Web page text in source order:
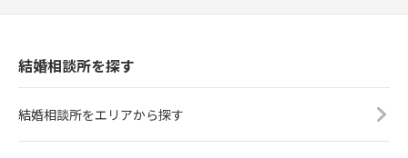
結婚相談所を探す
結婚相談所をエリアから探す